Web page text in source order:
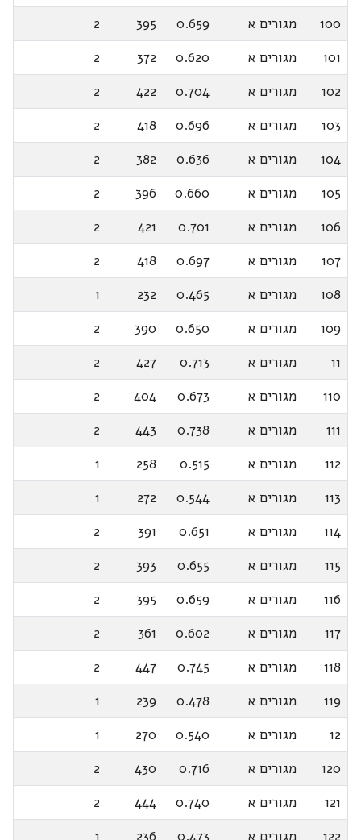
100
מגורים א 0.659
395
2
101
מגורים א 0.620
372
2
102
מגורים א 0.704
422
2
103
מגורים א 0.696
418
2
104
מגורים א 0.636
382
2
105
מגורים א 0.660
396
2
106
מגורים א 0.701
421
2
107
מגורים א 0.697
418
2
108
מגורים א 0.465
232
1
109
מגורים א 0.650
390
2
11
מגורים א 0.713
427
2
110
מגורים א 0.673
404
2
111
מגורים א 0.738
443
2
112
מגורים א 0.515
258
1
113
מגורים א 0.544
272
1
114
מגורים א 0.651
391
2
115
מגורים א 0.655
393
2
116
מגורים א 0.659
395
2
117
מגורים א 0.602
361
2
118
מגורים א 0.745
447
2
119
מגורים א 0.478
239
1
12
מגורים א 0.540
270
1
120
מגורים א 0.716
430
2
121
מגורים א 0.740
444
2